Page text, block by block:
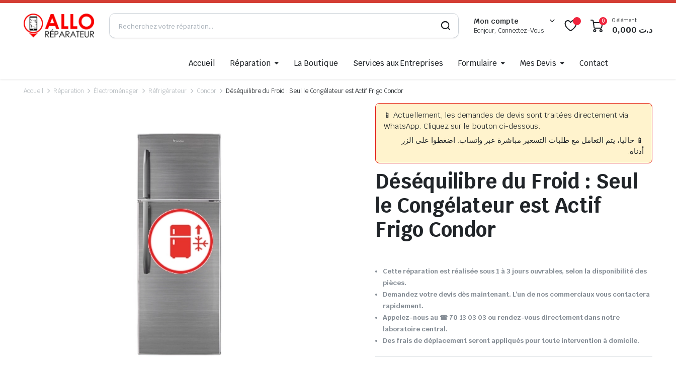
Mon compte
Bonjour, Connectez-Vous
0 0 élément
د.ت
Accueil Réparation La Boutique Services aux Entreprises Formulaire Mes Devis Contact
Accueil Réparation Électroménager Réfrigérateur Condor Déséquilibre du Froid : Seul le Congélateur est Actif Frigo Condor
📱 Actuellement, les demandes de devis sont traitées directement via
WhatsApp. Cliquez sur le bouton ci-dessous.
📱 حاليا، يتم التعامل مع طلبات التسعير مباشرة عبر واتساب. اضغطوا على الزر
أدناه.
Déséquilibre du Froid : Seul
le Congélateur est Actif
Frigo Condor
Cette réparation est réalisée sous 1 à 3 jours ouvrables, selon la disponibilité des
pièces.
Demandez votre devis dès maintenant. L’un de nos commerciaux vous contactera
rapidement.
Appelez-nous au ☎ 70 13 03 03 ou rendez-vous directement dans notre
laboratoire central.
Des frais de déplacement seront appliqués pour toute intervention à domicile.